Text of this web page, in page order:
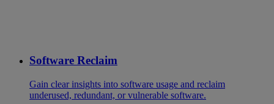
Software Reclaim
Gain clear insights into software usage and reclaim
underused, redundant, or vulnerable software.